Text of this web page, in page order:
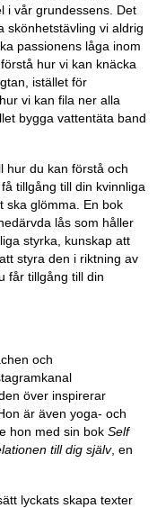
i vår grundessens. Det
skönhetstävling vi aldrig
passionens låga inom
hur vi kan knäcka
istället för
vi kan fila ner alla
bygga vattentäta band
hur du kan förstå och
tillgång till din kvinnliga
ska glömma. En bok
lås som håller
styrka, kunskap att
styra den i riktning av
får tillgång till din
och
över inspirerar
är även yoga- och
hon med sin bok Self
till dig själv, en
lyckats skapa texter